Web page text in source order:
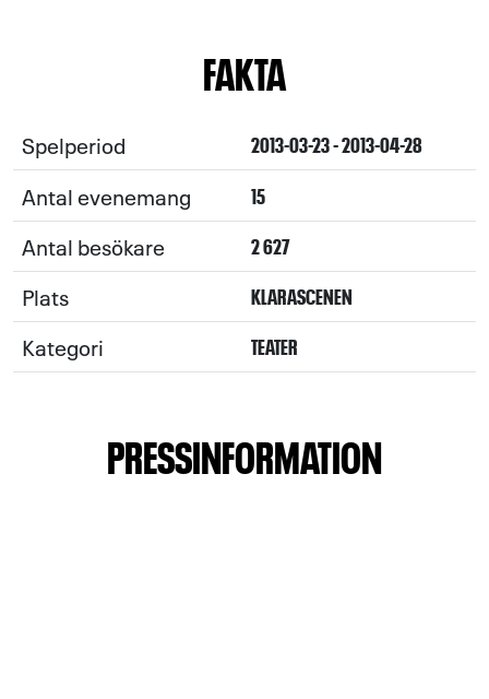
FAKTA
Spelperiod 2013-03-23 - 2013-04-28
Antal evenemang 15
Antal besökare 2 627
Plats KLARASCENEN
Kategori TEATER
PRESSINFORMATION